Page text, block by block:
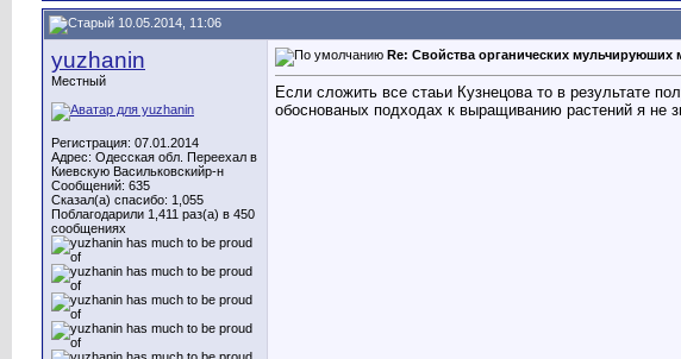
10.05.2014, 11:06
yuzhanin
Местный
Регистрация: 07.01.2014
Адрес: Одесская обл. Переехал в
Киевскую Васильковскийр-н
Сообщений: 635
Сказал(а) спасибо: 1,055
Поблагодарили 1,411 раз(а) в 450
сообщениях
Re: Свойства органических мульчируюших
Если сложить все стаьи Кузнецова то в результате
обоснованых подходах к выращиванию растений я не